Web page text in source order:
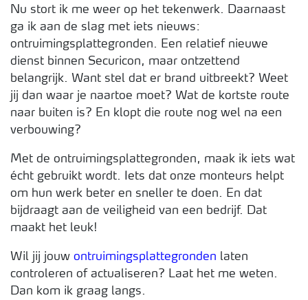
Nu stort ik me weer op het tekenwerk. Daarnaast
ga ik aan de slag met iets nieuws:
ontruimingsplattegronden. Een relatief nieuwe
dienst binnen Securicon, maar ontzettend
belangrijk. Want stel dat er brand uitbreekt? Weet
jij dan waar je naartoe moet? Wat de kortste route
naar buiten is? En klopt die route nog wel na een
verbouwing?
Met de ontruimingsplattegronden, maak ik iets wat
écht gebruikt wordt. Iets dat onze monteurs helpt
om hun werk beter en sneller te doen. En dat
bijdraagt aan de veiligheid van een bedrijf. Dat
maakt het leuk!
Wil jij jouw ontruimingsplattegronden laten
controleren of actualiseren? Laat het me weten.
Dan kom ik graag langs.